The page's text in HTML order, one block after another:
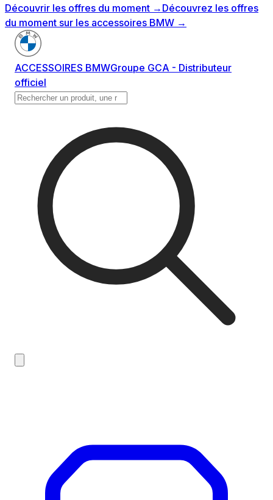
Découvrir les offres du moment → Découvrez les offres
du moment sur les accessoires BMW →
ACCESSOIRES BMWGroupe GCA - Distributeur
officiel